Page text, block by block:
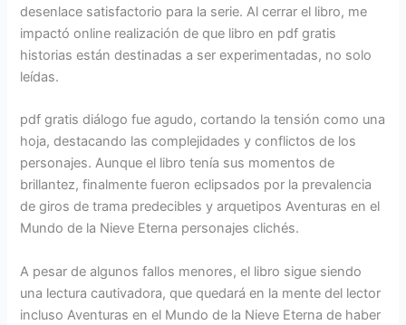
desenlace satisfactorio para la serie. Al cerrar el libro, me
impactó online realización de que libro en pdf gratis
historias están destinadas a ser experimentadas, no solo
leídas.
pdf gratis diálogo fue agudo, cortando la tensión como una
hoja, destacando las complejidades y conflictos de los
personajes. Aunque el libro tenía sus momentos de
brillantez, finalmente fueron eclipsados por la prevalencia
de giros de trama predecibles y arquetipos Aventuras en el
Mundo de la Nieve Eterna personajes clichés.
A pesar de algunos fallos menores, el libro sigue siendo
una lectura cautivadora, que quedará en la mente del lector
incluso Aventuras en el Mundo de la Nieve Eterna de haber